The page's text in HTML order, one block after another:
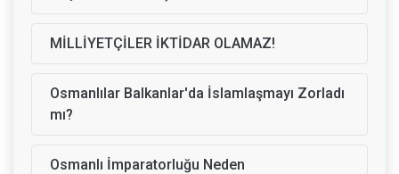
MİLLİYETÇİLER İKTİDAR OLAMAZ!
Osmanlılar Balkanlar'da İslamlaşmayı Zorladı
mı?
Osmanlı İmparatorluğu Neden